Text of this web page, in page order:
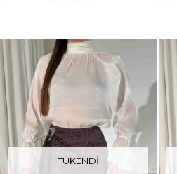
TÜKENDI